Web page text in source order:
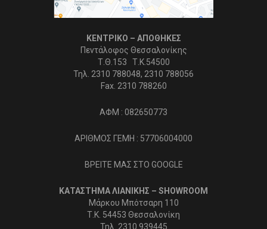
ΚΕΝΤΡΙΚΟ – ΑΠΟΘΗΚΕΣ
Πεντάλοφος Θεσσαλονίκης
Τ.Θ.153 Τ.Κ.54500
Τηλ. 2310 788048, 2310 788056
Fax. 2310 788260
ΑΦΜ : 082650773
ΑΡΙΘΜΟΣ ΓΕΜΗ : 57706004000
ΒΡΕΙΤΕ ΜΑΣ ΣΤΟ GOOGLE
ΚΑΤΑΣΤΗΜΑ ΛΙΑΝΙΚΗΣ – SHOWROOM
Μάρκου Μπότσαρη 110
Τ.Κ. 54453 Θεσσαλονίκη
Τηλ. 2310 939445